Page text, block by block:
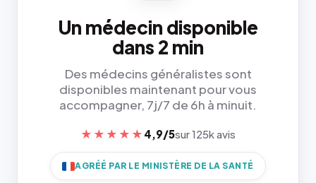
Un médecin disponible
dans 2 min
Des médecins généralistes sont
disponibles maintenant pour vous
accompagner, 7j/7 de 6h à minuit.
★★★★★ 4,9/5sur 125k avis
AGRÉÉ PAR LE MINISTÈRE DE LA SANTÉ